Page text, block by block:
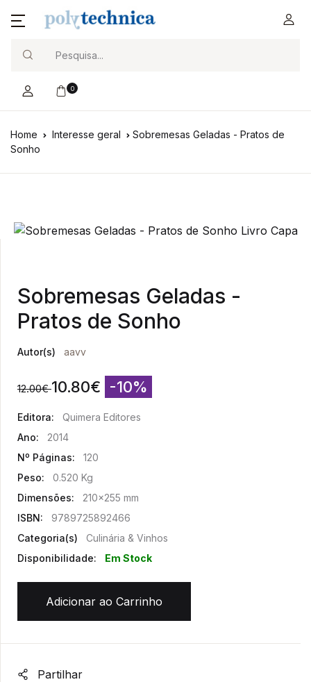
0
Home Interesse geral
Sobremesas Geladas - Pratos de
Sonho
Sobremesas Geladas -
Pratos de Sonho
Autor(s) aavv
12.00€ 10.80€ -10%
Editora:
Quimera Editores
Ano:
2014
Nº Páginas:
120
Peso:
0.520 Kg
Dimensões:
210x255 mm
ISBN:
9789725892466
Categoria(s)
Culinária & Vinhos
Disponibilidade:
Em Stock
Adicionar ao Carrinho
Partilhar